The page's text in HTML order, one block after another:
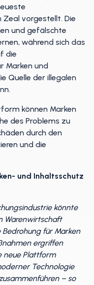
vorgestellt. Die
und gefälschte
während sich das
die
Marken und
Quelle der illegalen
können Marken
des Problems zu
durch den
und die
und Inhaltsschutz
könnte
Warenwirtschaft
für Marken
ergriffen
neue Plattform
Technologie
– so